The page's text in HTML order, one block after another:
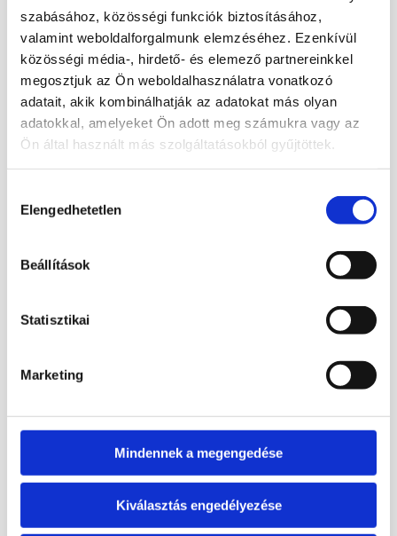
szabásához, közösségi funkciók biztosításához,
valamint weboldalforgalmunk elemzéséhez. Ezenkívül
közösségi média-, hirdető- és elemező partnereinkkel
megosztjuk az Ön weboldalhasználatra vonatkozó
adatait, akik kombinálhatják az adatokat más olyan
adatokkal, amelyeket Ön adott meg számukra vagy az
Ön által használt más szolgáltatásokból gyűjtöttek.
kiválasztása
Elengedhetetlen
Beállítások
Statisztikai
Marketing
Mindennek a megengedése
Kiválasztás engedélyezése
dekorációs darabként is. Nemcsak játszani
lehet vele, hanem nagyon mutatósan néz ki
asztalon, polcon vagy egy hangulatos játék
sarokban is. A kis tároló szütyő praktikus
megoldás, mert az ásvány bábuk könnyen
egyben tarthatók benne.
A rózsakvarc az egyik legismertebb rózsaszín
tartanak. A hegyikristály ezzel szemben tiszta,
miatt még dekoratívabb hatású.
minden darab egyedi színű, mintázatú és
bábukészlet. A termékfotón látható ásvány
egyedi darabot kapod meg.
Tulajdonságok:
Termék típusa: malom játék ásvány bábukkal
Anyag: rózsakvarc ásvány, roppantott
hegyikristály ásvány